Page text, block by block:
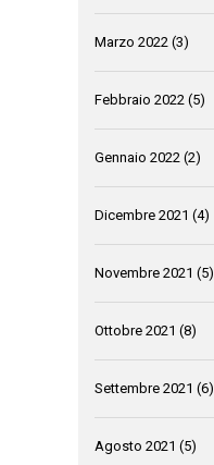
Marzo 2022 (3)
Febbraio 2022 (5)
Gennaio 2022 (2)
Dicembre 2021 (4)
Novembre 2021 (5)
Ottobre 2021 (8)
Settembre 2021 (6)
Agosto 2021 (5)